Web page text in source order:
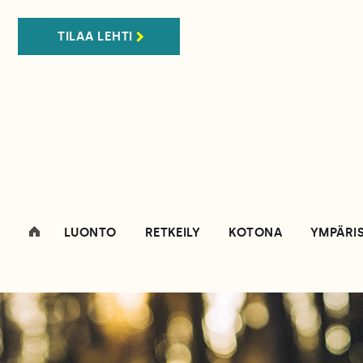
TILAA LEHTI
LUONTO RETKEILY KOTONA